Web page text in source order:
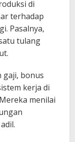
di
terhadap
Pasalnya,
tulang
gaji, bonus
kerja di
menilai